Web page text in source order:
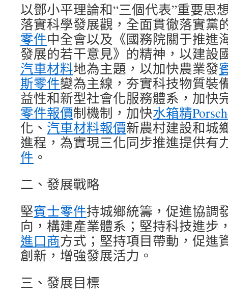
以鄧小平理論和“三個代表”重要思
落實科學發展觀，全面貫徹落實黨
零件中全會以及《國務院關于推進
發展的若干意見》的精神，以建設
汽車材料地為主題，以加快農業發
斯零件變為主線，夯實科技物質裝
益性和新型社會化服務體系，加快
零件報價制機制，加快水箱精
化、 汽車材料報價新農村建設和城
進程，為實現三化同步推進提供有
件 。
二、發展戰略
堅賓士零件持城鄉統籌，促進協調
向，構建產業體系；堅持科技進步
進口商方式；堅持項目帶動，促進
創新，增強發展活力。
三、發展目標